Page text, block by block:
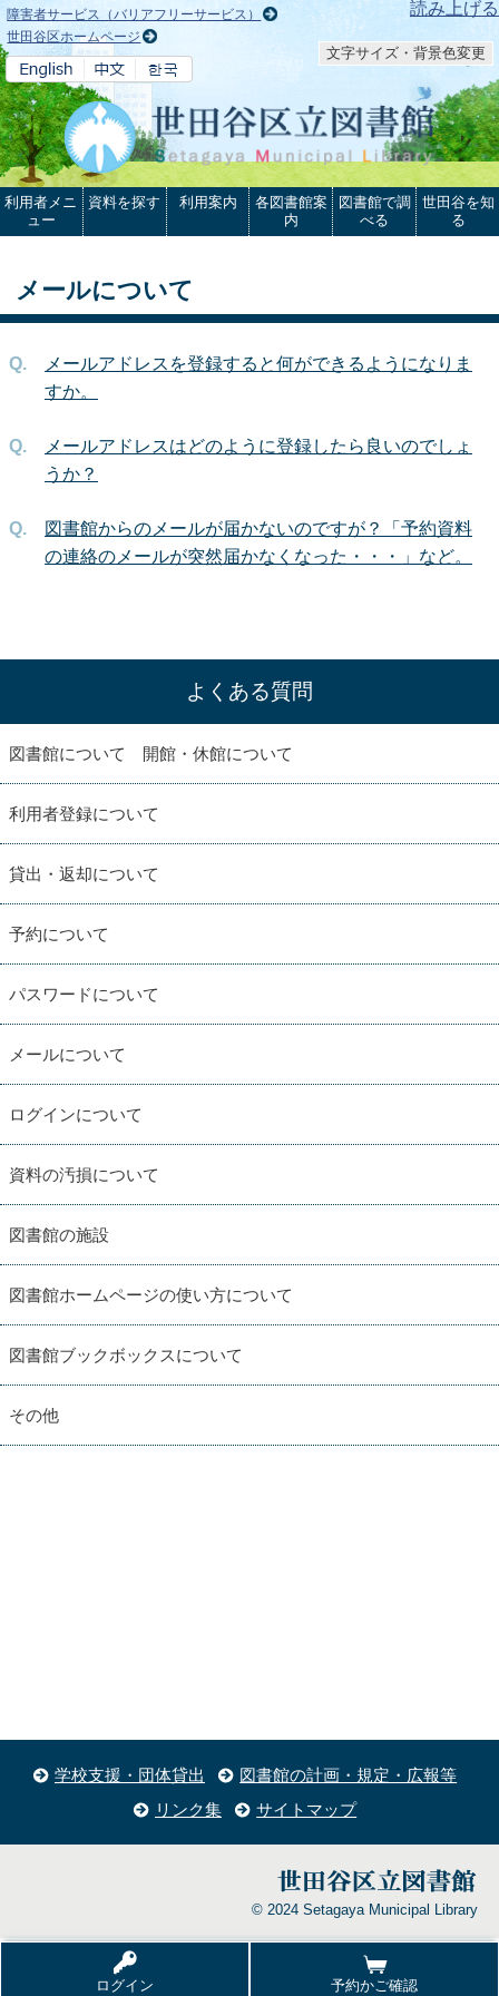
本文へ 読み上げる
障害者サービス（バリアフリーサービス）
世田谷区ホームページ
文字サイズ・背景色変更
ログイン 予約かご確認
利用者メニ
ュー
資料を探す 利用案内
各図書館案
内
図書館で調
べる
世田谷を知
る
メールについて
メールアドレスを登録すると何ができるようになりま
すか。
メールアドレスはどのように登録したら良いのでしょ
うか？
図書館からのメールが届かないのですが？「予約資料
の連絡のメールが突然届かなくなった・・・」など。
よくある質問
図書館について 開館・休館について
利用者登録について
貸出・返却について
予約について
パスワードについて
メールについて
ログインについて
資料の汚損について
図書館の施設
図書館ホームページの使い方について
図書館ブックボックスについて
その他
学校支援・団体貸出
図書館の計画・規定・広報等
リンク集
サイトマップ
© 2024 Setagaya Municipal Library